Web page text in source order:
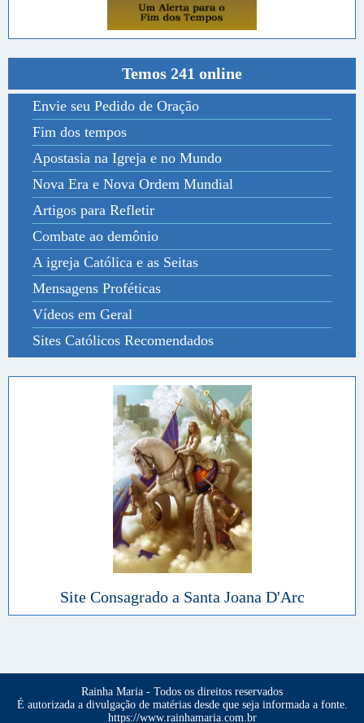
Temos 241 online
Envie seu Pedido de Oração
Fim dos tempos
Apostasia na Igreja e no Mundo
Nova Era e Nova Ordem Mundial
Artigos para Refletir
Combate ao demônio
A igreja Católica e as Seitas
Mensagens Proféticas
Vídeos em Geral
Sites Católicos Recomendados
Site Consagrado a Santa Joana D'Arc
Rainha Maria - Todos os direitos reservados
É autorizada a divulgação de matérias desde que seja informada a fonte.
https://www.rainhamaria.com.br